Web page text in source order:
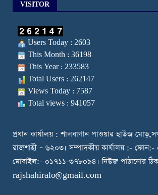
VISITOR
Users Today : 2603
This Month : 36198
This Year : 233583
Total Users : 262147
Views Today : 7587
Total views : 941057
প্রধান কার্যালয় : শালবাগান পাওয়ার হাউজ
রাজশাহী – ৬২০৩। সম্পাদকীয় কার্যালয় :-
মোবাইল:- ০১৭১১-৩৭৮০৯৪। নিউজ পাঠানোর
rajshahiralo@gmail.com